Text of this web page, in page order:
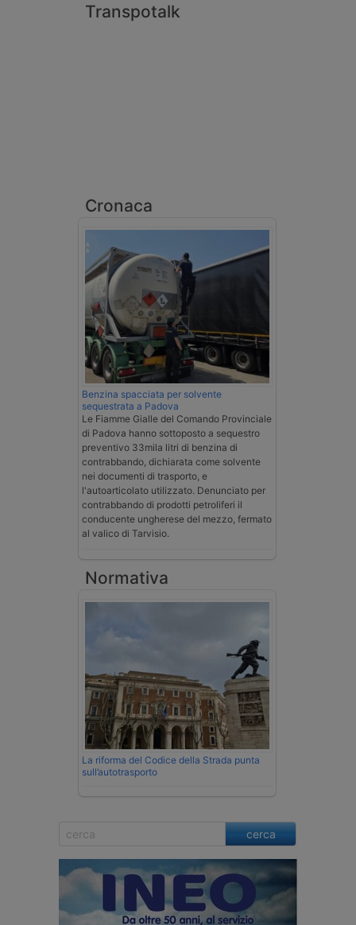
Transpotalk
Cronaca
Benzina spacciata per solvente
sequestrata a Padova
Le Fiamme Gialle del Comando Provinciale
di Padova hanno sottoposto a sequestro
preventivo 33mila litri di benzina di
contrabbando, dichiarata come solvente
nei documenti di trasporto, e
l'autoarticolato utilizzato. Denunciato per
contrabbando di prodotti petroliferi il
conducente ungherese del mezzo, fermato
al valico di Tarvisio.
Normativa
La riforma del Codice della Strada punta
sull’autotrasporto
cerca